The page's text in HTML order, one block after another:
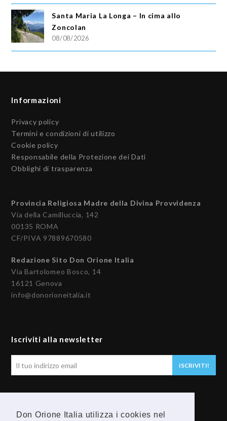
Don Orione Italia utilizza i cookies nel
Santa Maria La Longa – In cima allo
Zoncolan
08/08/2026
Informazioni
Privacy policy
Termini e condizioni di utilizzo
Cookie policy
Responsabile della Protezione dei Dati
Obblighi di trasparenza
Provincia Religiosa Madre della Divina Provvidenza
Via della Camilluccia, 142
00135 ROMA
CF/PIVA 97889670580
Redazione Sito Don Orione Italia
Via Bartolomeo Bosco, 14
16121 Genova
info@donorioneitalia.it
Iscriviti alla newsletter
tuo
ISCRIVITI!